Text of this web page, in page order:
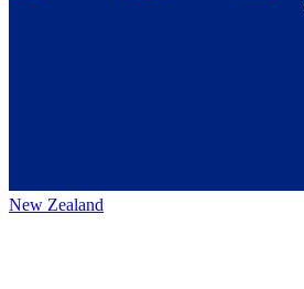
New Zealand